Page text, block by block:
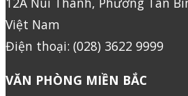
Việt Nam
Điện thoại: (028) 3622 9999
VĂN PHÒNG MIỀN BẮC